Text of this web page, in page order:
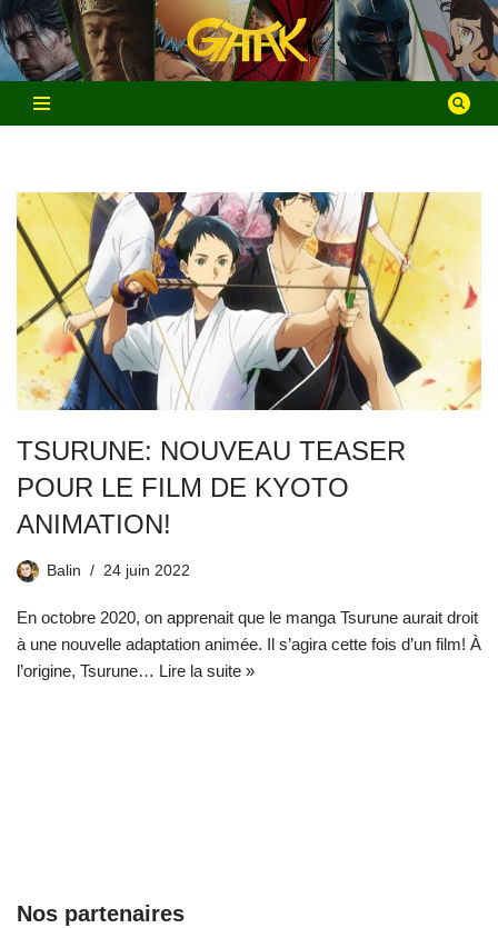
Aller
au
contenu
TSURUNE: NOUVEAU TEASER
POUR LE FILM DE KYOTO
ANIMATION!
Balin 24 juin 2022
En octobre 2020, on apprenait que le manga Tsurune aurait droit
à une nouvelle adaptation animée. Il s’agira cette fois d’un film! À
l’origine, Tsurune… Lire la suite »
Nos partenaires